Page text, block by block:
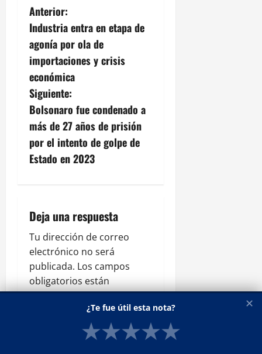
N
a
v
e
g
a
c
ó
n
d
e
Anterior:
Industria entra en etapa de
agonía por ola de
importaciones y crisis
económica
Siguiente:
Bolsonaro fue condenado a
más de 27 años de prisión
por el intento de golpe de
Estado en 2023
Deja una respuesta
Tu dirección de correo
electrónico no será
publicada. Los campos
obligatorios están
marcados con*
*
✕
¿Te fue útil esta nota?
★★★★★